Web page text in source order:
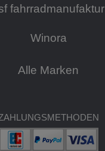
fahrradmanufaktur
Winora
Alle Marken